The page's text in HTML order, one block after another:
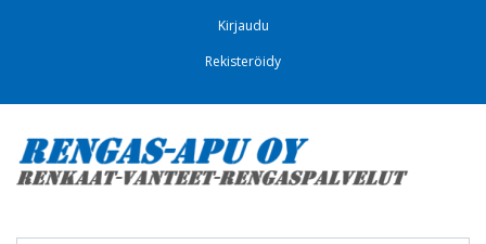
Kirjaudu
Rekisteröidy